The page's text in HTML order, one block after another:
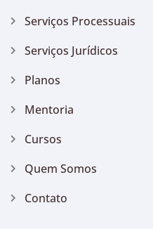
Serviços Processuais
Serviços Jurídicos
Planos
Mentoria
Cursos
Quem Somos
Contato